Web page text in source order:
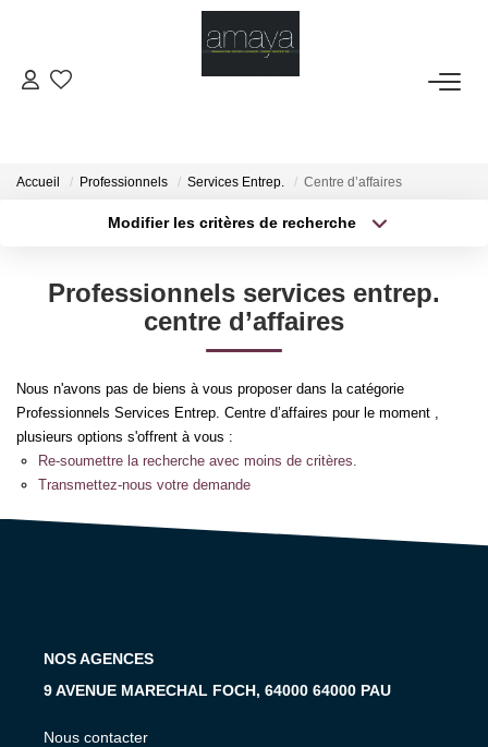
GESTION
NOS AGENCES
Notre Équipe
Notre Expertise
CONTACT
Accueil Professionnels Services Entrep. Centre d’affaires
Modifier les critères de recherche
Type de bien
Surface min
Créer une alerte
Professionnels services entrep.
centre d’affaires
Nous n'avons pas de biens à vous proposer dans la catégorie
Professionnels Services Entrep. Centre d’affaires pour le moment ,
plusieurs options s'offrent à vous :
Re-soumettre la recherche avec moins de critères.
Transmettez-nous votre demande
NOS AGENCES
9 AVENUE MARECHAL FOCH, 64000 64000 PAU
Nous contacter